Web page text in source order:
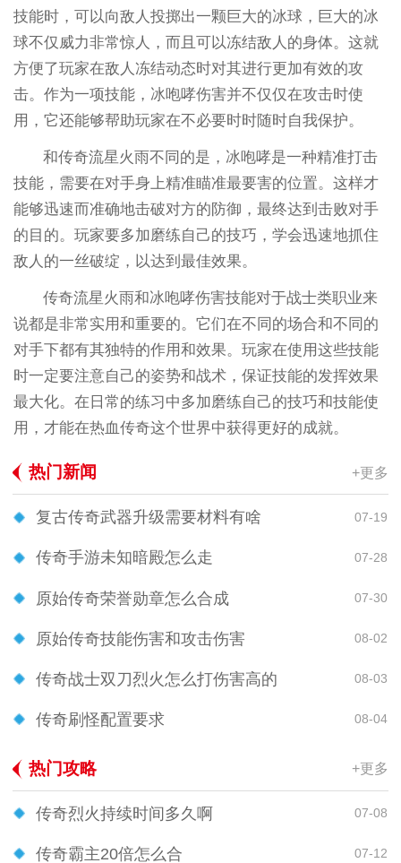
技能时，可以向敌人投掷出一颗巨大的冰球，巨大的冰
球不仅威力非常惊人，而且可以冻结敌人的身体。这就
方便了玩家在敌人冻结动态时对其进行更加有效的攻
击。作为一项技能，冰咆哮伤害并不仅仅在攻击时使
用，它还能够帮助玩家在不必要时时随时自我保护。
和传奇流星火雨不同的是，冰咆哮是一种精准打击
技能，需要在对手身上精准瞄准最要害的位置。这样才
能够迅速而准确地击破对方的防御，最终达到击败对手
的目的。玩家要多加磨练自己的技巧，学会迅速地抓住
敌人的一丝破绽，以达到最佳效果。
传奇流星火雨和冰咆哮伤害技能对于战士类职业来
说都是非常实用和重要的。它们在不同的场合和不同的
对手下都有其独特的作用和效果。玩家在使用这些技能
时一定要注意自己的姿势和战术，保证技能的发挥效果
最大化。在日常的练习中多加磨练自己的技巧和技能使
用，才能在热血传奇这个世界中获得更好的成就。
热门新闻 +更多
复古传奇武器升级需要材料有啥 07-19
传奇手游未知暗殿怎么走 07-28
原始传奇荣誉勋章怎么合成 07-30
原始传奇技能伤害和攻击伤害 08-02
传奇战士双刀烈火怎么打伤害高的 08-03
传奇刷怪配置要求 08-04
热门攻略 +更多
传奇烈火持续时间多久啊 07-08
传奇霸主20倍怎么合 07-12